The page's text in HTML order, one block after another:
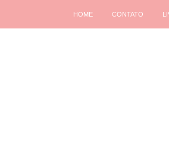
HOME CONTATO